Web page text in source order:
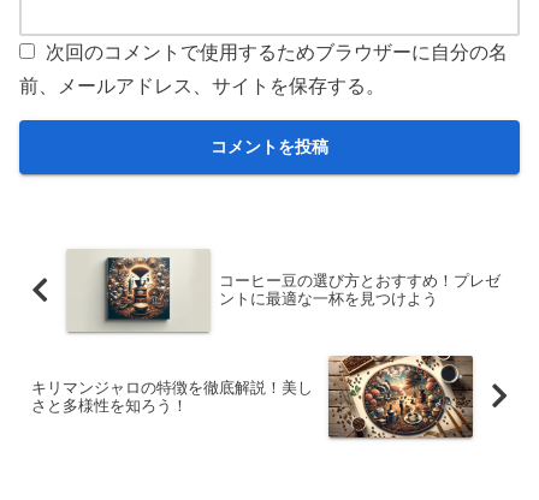
次回のコメントで使用するためブラウザーに自分の名
前、メールアドレス、サイトを保存する。
コーヒー豆の選び方とおすすめ！プレゼ
ントに最適な一杯を見つけよう
キリマンジャロの特徴を徹底解説！美し
さと多様性を知ろう！